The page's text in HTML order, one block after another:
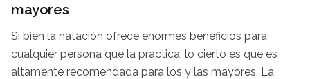
mayores
Si bien la natación ofrece enormes beneficios para
cualquier persona que la practica, lo cierto es que es
altamente recomendada para los y las mayores. La